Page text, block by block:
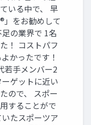
いる中で、 早
」をお勧めして
の業界で 1名
！ コストパフ
かったです！
若手メンバー2
ゲットに近い
ので、 スポー
することがで
たスポーツア